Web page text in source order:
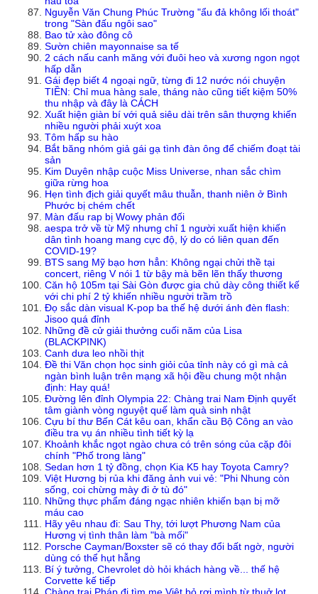
Nguyễn Văn Chung Phúc Trường "ẩu đả không lối thoát"
trong "Sàn đấu ngôi sao"
Bao tử xào đông cô
Sườn chiên mayonnaise sa tế
2 cách nấu canh măng với đuôi heo và xương ngon ngọt
hấp dẫn
Gái đẹp biết 4 ngoại ngữ, từng đi 12 nước nói chuyện
TIỀN: Chỉ mua hàng sale, tháng nào cũng tiết kiệm 50%
thu nhập và đây là CÁCH
Xuất hiện giàn bí với quả siêu dài trên sân thượng khiến
nhiều người phải xuýt xoa
Tôm hấp su hào
Bắt băng nhóm giả gái gạ tình đàn ông để chiếm đoạt tài
sản
Kim Duyên nhập cuộc Miss Universe, nhan sắc chìm
giữa rừng hoa
Hẹn tình địch giải quyết mâu thuẫn, thanh niên ở Bình
Phước bị chém chết
Màn đấu rap bị Wowy phản đối
aespa trở về từ Mỹ nhưng chỉ 1 người xuất hiện khiến
dân tình hoang mang cực độ, lý do có liên quan đến
COVID-19?
BTS sang Mỹ bạo hơn hẳn: Không ngại chửi thề tại
concert, riêng V nói 1 từ bậy mà bẽn lẽn thấy thương
Căn hộ 105m tại Sài Gòn được gia chủ dày công thiết kế
với chi phí 2 tỷ khiến nhiều người trầm trồ
Đọ sắc dàn visual K-pop ba thế hệ dưới ánh đèn flash:
Jisoo quá đỉnh
Những đề cử giải thưởng cuối năm của Lisa
(BLACKPINK)
Canh dưa leo nhồi thịt
Đề thi Văn chọn học sinh giỏi của tỉnh này có gì mà cả
ngàn bình luận trên mạng xã hội đều chung một nhận
định: Hay quá!
Đường lên đỉnh Olympia 22: Chàng trai Nam Định quyết
tâm giành vòng nguyệt quế làm quà sinh nhật
Cựu bí thư Bến Cát kêu oan, khẩn cầu Bộ Công an vào
điều tra vụ án nhiều tình tiết kỳ lạ
Khoảnh khắc ngọt ngào chưa có trên sóng của cặp đôi
chính "Phố trong làng"
Sedan hơn 1 tỷ đồng, chọn Kia K5 hay Toyota Camry?
Việt Hương bị rủa khi đăng ảnh vui vẻ: "Phi Nhung còn
sống, coi chừng mày đi ở tù đó"
Những thực phẩm đáng ngạc nhiên khiến bạn bị mỡ
máu cao
Hãy yêu nhau đi: Sau Thy, tới lượt Phương Nam của
Hương vị tình thân làm "bà mối"
Porsche Cayman/Boxster sẽ có thay đổi bất ngờ, người
dùng có thể hụt hẫng
Bí ý tưởng, Chevrolet dò hỏi khách hàng về... thế hệ
Corvette kế tiếp